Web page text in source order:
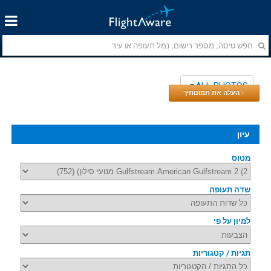
ALL PHOTOS
↑ העלה את תמונותיך
עיון
מטוס
שדה תעופה
למיון על פי
תגיות / קטגוריות